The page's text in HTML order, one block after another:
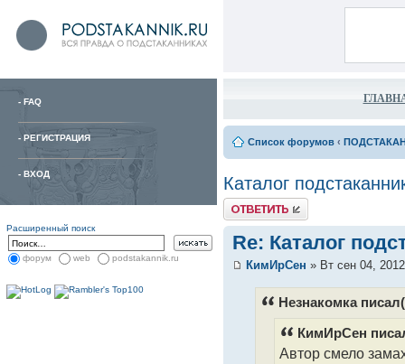
- FAQ
- РЕГИСТРАЦИЯ
- ВХОД
Расширенный поиск
форум web podstakannik.ru
Список форумов ‹
Каталог
Re: Каталог
КимИрСен » Вт сен 04,
Незнакомка
КимИрСен
Автор смело